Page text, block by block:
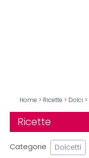
Home > Ricette > Dolci >
Ricette
Categorie Dolcetti